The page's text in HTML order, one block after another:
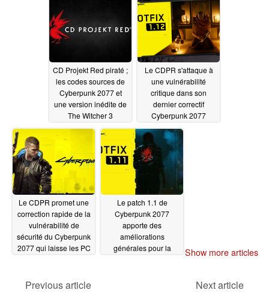
03/04/2021
CD Projekt Red piraté ;
les codes sources de
Cyberpunk 2077 et
une version inédite de
The Witcher 3
prétendument volés
Le CDPR s'attaque à
une vulnérabilité
critique dans son
dernier correctif
Cyberpunk 2077
02/07/2021
Le CDPR promet une
correction rapide de la
vulnérabilité de
sécurité du Cyberpunk
2077 qui laisse les PC
Le patch 1.1 de
Cyberpunk 2077
apporte des
améliorations
générales pour la
Show more articles
Previous article
Next article